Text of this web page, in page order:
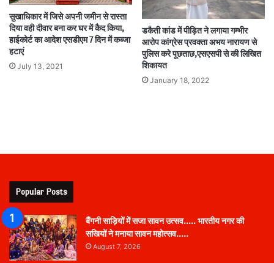
सुखाधिकार में जिसे अपनी जमीन से रास्ता
दिया वही दीवार बना कर घर में कैद किया,
हाईकोर्ट का आदेश एसडीएम 7 दिन में कब्जा
हटाएं
July 13, 2021
डकैती कांड में पीड़ित ने लगाया गम्भीर
आरोप कांग्रेस प्रवक्ता अभय नारायण से
पुलिस करे पूछताछ,एसएसपी से की लिखित
शिकायत
January 18, 2022
Popular Posts
बैंगनी साड़ियों में सजा सावन उत्सव….. भारतीय नगर की
सखियों ने मनाया सावन महोत्सव…..
August 7, 2026